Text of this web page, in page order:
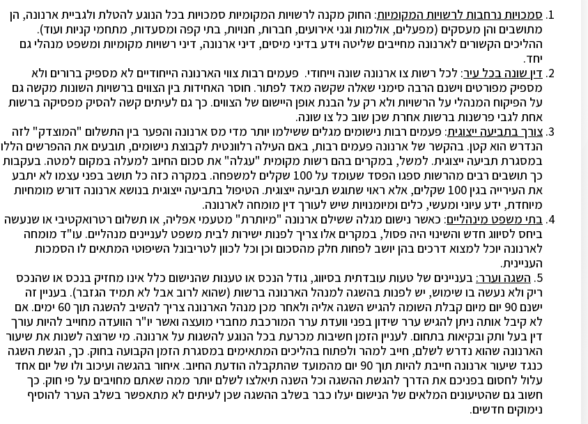
סמכויות נרחבות לרשויות המקומיות: החוק מקנה לרשויות המקומיות סמכויות בכל הנוגע להטלת ולגביית ארנונה, הן
מתושבים והן מעסקים (מפעלים, אולמות וגני אירועים, חברות, חנויות, בתי קפה ומסעדות, מתחמי קניות ועוד).
ההליכים הקשורים לארנונה מחייבים שליטה וידע בדיני מיסים, דיני ארנונה, דיני רשויות מקומיות ומשפט מנהלי גם
יחד.
דין שונה בכל עיר: לכל רשות צו ארנונה שונה וייחודי. פעמים רבות צווי הארנונה הייחודיים לא מספיק ברורים ולא
מספיק מפורטים וישנם הרבה סימני שאלה שקשה מאד לפתור. חוסר האחידות בין הצווים ברשויות השונות מקשה גם
על הפיקוח המנהלי על הרשויות ולא רק על הבנת אופן היישום של הצווים. כך גם לעיתים קשה להסיק מפסיקה ברשות
אחת לגבי פרשנות ברשות אחרת שכן שוב כל צו שונה.
צורך בתביעה ייצוגית: פעמים רבות נישומים מגלים ששילמו יותר מדי מס ארנונה והפער בין התשלום "המוצדק" לזה
הנדרש הוא קטן. בהקשר של ארנונה פעמים רבות, באם העילה רלוונטית לקבוצת נישומים, תובעים את ההפרשים הללו
במסגרת תביעה ייצוגית. למשל, במקרים בהם רשות מקומית "עגלה" את סכום החיוב למעלה במקום למטה. בעקבות
כך תושבים רבים מהרשות ספגו הפסד שעומד על 100 שקלים למשפחה. במקרה כזה כל תושב בפני עצמו לא יתבע
את העירייה בגין100 שקלים, אלא ראוי שתוגש תביעה ייצוגית. הטיפול בתביעה ייצוגית בנושא ארנונה דורש מומחיות
מיוחדת, ידע עיוני ומעשי, כלים ומיומנויות שיש לעורך דין מומחה לארנונה.
בתי משפט מינהליים: כאשר נישום מגלה ששילם ארנונה "מיותרת" מטעמי אפליה, או תשלום רטרואקטיבי או שנעשה
ביחס לסיווג חדש והשינוי היה פסול, במקרים אלו צריך לפנות ישירות לבית משפט לעניינים מנהליים. עו"ד מומחה
לארנונה יוכל למצוא דרכים בהן יושב לפחות חלק מהסכום וכן וכל לכוון לטריבונל השיפוטי המתאים לו הסמכות
העניינית.
5. השגה וערר: בעניינים של טעות עובדתית בסיווג, גודל הנכס או טענות שהנישום כלל אינו מחזיק בנכס או שהנכס
ריק ולא נעשה בו שימוש, יש לפנות בהשגה למנהל הארנונה ברשות (שהוא לרוב אבל לא תמיד הגזבר). בעניין זה
ישנם 90 יום מיום קבלת השומה להגיש השגה אליה ולאחר מכן מנהל הארנונה צריך להשיב להשגה תוך 60 ימים. אם
לא קיבל אותה ניתן להגיש ערר שידון בפני וועדת ערר המורכבת מחברי מועצה ואשר יו"ר הוועדה מחוייב להיות עורך
דין בעל ותק ובקיאות בתחום. לעניין הזמן חשיבות מכרעת בכל הנוגע להשגות על ארנונה. מי שרוצה לשנות את שיעור
הארנונה שהוא נדרש לשלם, חייב למהר ולפתוח בהליכים המתאימים במסגרת הזמן הקבועה בחוק. כך, הגשת השגה
כנגד שיעור ארנונה חייבת להיות תוך 90 יום מהמועד שהתקבלה הודעת החיוב. איחור בהגשה ועיכוב ולו של יום אחד
עלול לחסום בפניכם את הדרך להגשת ההשגה וכל השנה תיאלצו לשלם יותר ממה שאתם מחויבים על פי חוק. כך
חשוב גם שהטיעונים המלאים של הנישום יעלו כבר בשלב ההשגה שכן לעיתים לא מתאפשר בשלב הערר להוסיף
נימוקים חדשים.